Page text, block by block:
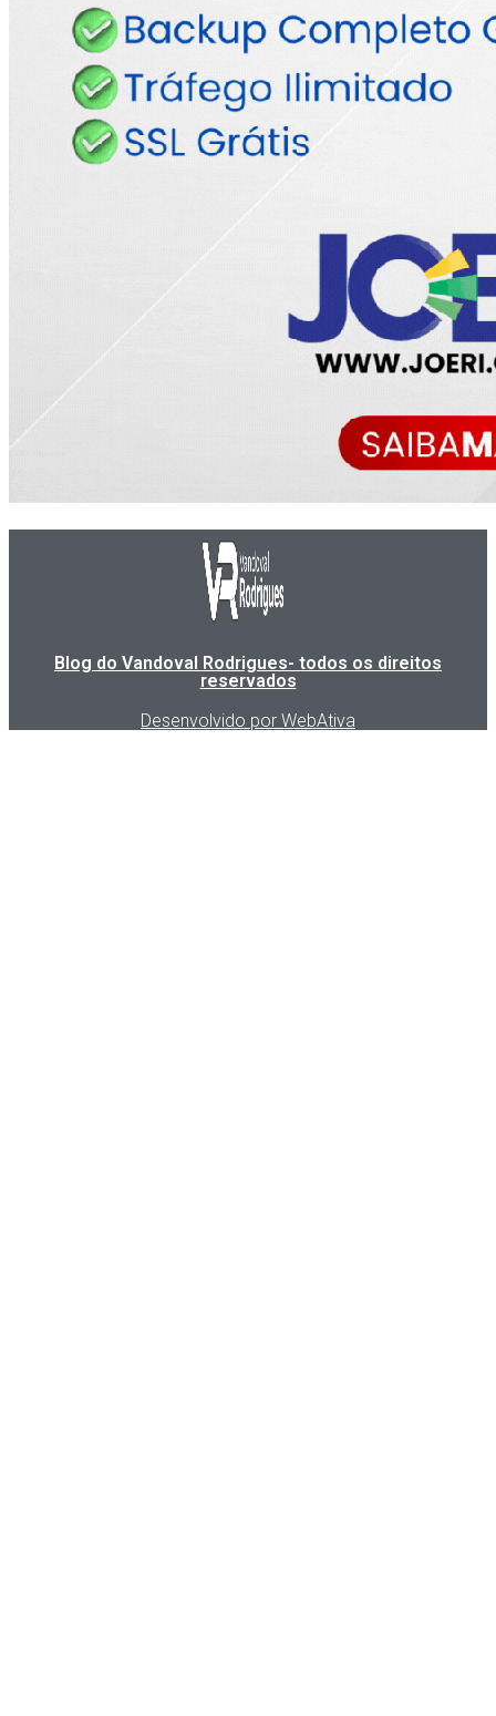
Blog do Vandoval Rodrigues- todos os direitos
reservados
Desenvolvido por WebAtiva